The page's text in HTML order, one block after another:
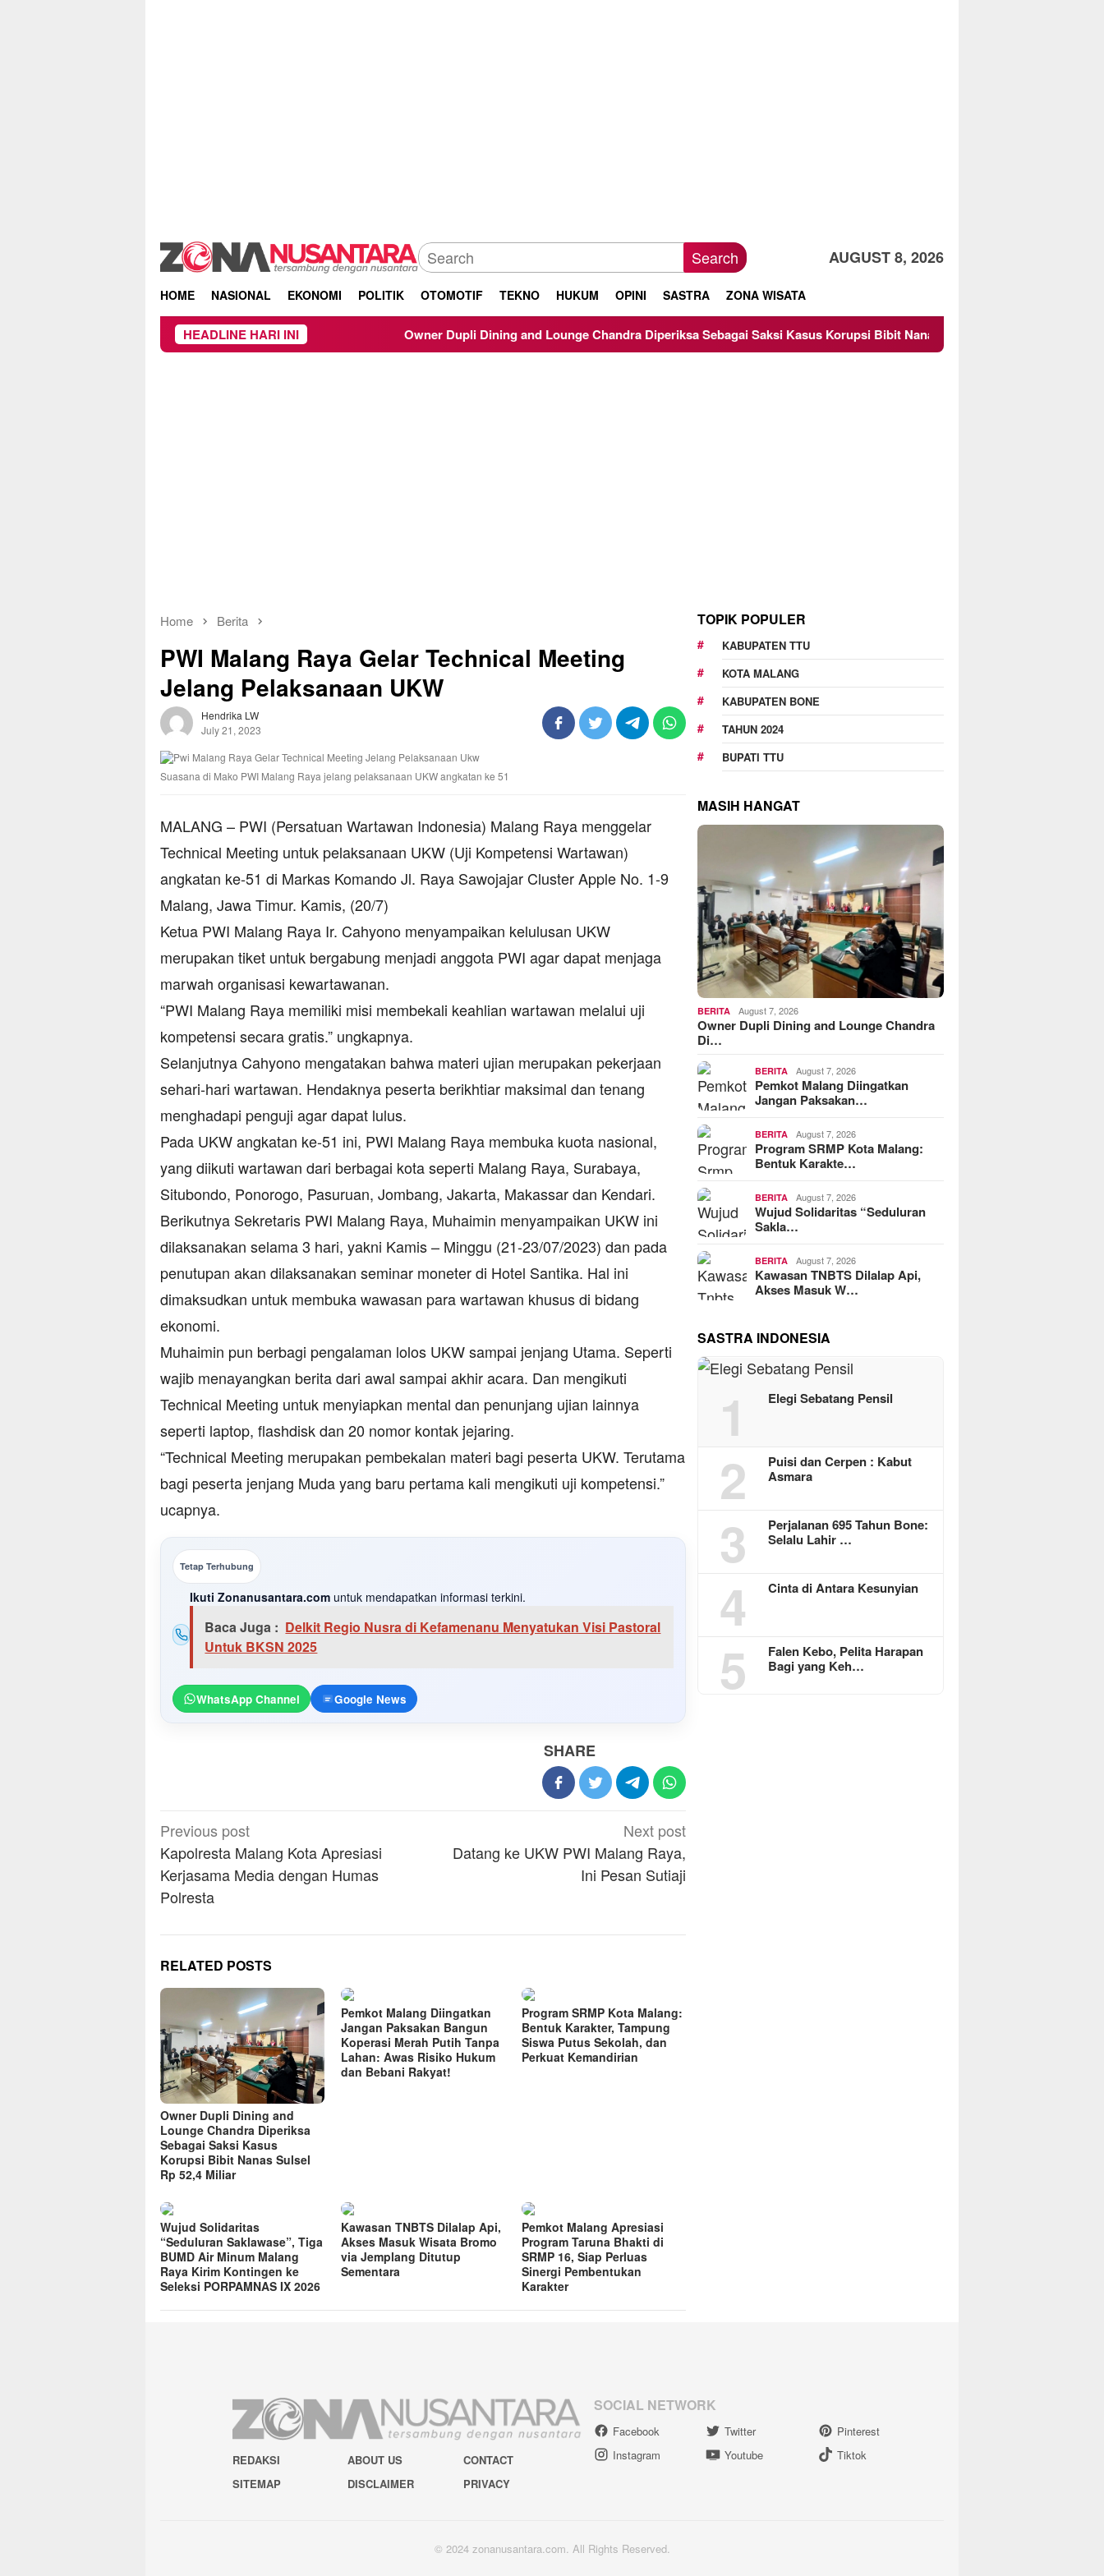
Search AUGUST 8, 2026
HOME NASIONAL EKONOMI POLITIK OTOMOTIF TEKNO HUKUM OPINI SASTRA ZONA WISATA
HEADLINE HARI INI Owner Dupli Dining and Lounge Chandra Diperiksa Sebagai Saksi Kasus Korupsi Bibit Nanas Sulsel Rp 52,4 Miliar
Home Berita
PWI Malang Raya Gelar Technical Meeting
Jelang Pelaksanaan UKW
Hendrika LW
July 21, 2023
Suasana di Mako PWI Malang Raya jelang pelaksanaan UKW angkatan ke 51
MALANG – PWI (Persatuan Wartawan Indonesia) Malang Raya menggelar
Technical Meeting untuk pelaksanaan UKW (Uji Kompetensi Wartawan)
angkatan ke-51 di Markas Komando Jl. Raya Sawojajar Cluster Apple No. 1-9
Malang, Jawa Timur. Kamis, (20/7)
Ketua PWI Malang Raya Ir. Cahyono menyampaikan kelulusan UKW
merupakan tiket untuk bergabung menjadi anggota PWI agar dapat menjaga
marwah organisasi kewartawanan.
“PWI Malang Raya memiliki misi membekali keahlian wartawan melalui uji
kompetensi secara gratis.” ungkapnya.
Selanjutnya Cahyono mengatakan bahwa materi ujian merupakan pekerjaan
sehari-hari wartawan. Hendaknya peserta berikhtiar maksimal dan tenang
menghadapi penguji agar dapat lulus.
Pada UKW angkatan ke-51 ini, PWI Malang Raya membuka kuota nasional,
yang diikuti wartawan dari berbagai kota seperti Malang Raya, Surabaya,
Situbondo, Ponorogo, Pasuruan, Jombang, Jakarta, Makassar dan Kendari.
Berikutnya Sekretaris PWI Malang Raya, Muhaimin menyampaikan UKW ini
dilaksanakan selama 3 hari, yakni Kamis – Minggu (21-23/07/2023) dan pada
penutupan akan dilaksanakan seminar moneter di Hotel Santika. Hal ini
dimaksudkan untuk membuka wawasan para wartawan khusus di bidang
ekonomi.
Muhaimin pun berbagi pengalaman lolos UKW sampai jenjang Utama. Seperti
wajib menayangkan berita dari awal sampai akhir acara. Dan mengikuti
Technical Meeting untuk menyiapkan mental dan penunjang ujian lainnya
seperti laptop, flashdisk dan 20 nomor kontak jejaring.
“Technical Meeting merupakan pembekalan materi bagi peserta UKW. Terutama
bagi peserta jenjang Muda yang baru pertama kali mengikuti uji kompetensi.”
ucapnya.
Tetap Terhubung
Ikuti Zonanusantara.com untuk mendapatkan informasi terkini.
Baca Juga : Delkit Regio Nusra di Kefamenanu Menyatukan Visi Pastoral
Untuk BKSN 2025
WhatsApp Channel Google News
SHARE
Post
navigation
Previous post
Kapolresta Malang Kota Apresiasi
Kerjasama Media dengan Humas
Polresta
Next post
Datang ke UKW PWI Malang Raya,
Ini Pesan Sutiaji
RELATED POSTS
Owner Dupli Dining and
Lounge Chandra Diperiksa
Sebagai Saksi Kasus
Korupsi Bibit Nanas Sulsel
Rp 52,4 Miliar
Pemkot Malang Diingatkan
Jangan Paksakan Bangun
Koperasi Merah Putih Tanpa
Lahan: Awas Risiko Hukum
dan Bebani Rakyat!
Program SRMP Kota Malang:
Bentuk Karakter, Tampung
Siswa Putus Sekolah, dan
Perkuat Kemandirian
Wujud Solidaritas
“Seduluran Saklawase”, Tiga
BUMD Air Minum Malang
Raya Kirim Kontingen ke
Seleksi PORPAMNAS IX 2026
Kawasan TNBTS Dilalap Api,
Akses Masuk Wisata Bromo
via Jemplang Ditutup
Sementara
Pemkot Malang Apresiasi
Program Taruna Bhakti di
SRMP 16, Siap Perluas
Sinergi Pembentukan
Karakter
TOPIK POPULER
KABUPATEN TTU
KOTA MALANG
KABUPATEN BONE
TAHUN 2024
BUPATI TTU
MASIH HANGAT
BERITA August 7, 2026
Owner Dupli Dining and Lounge Chandra
Di…
BERITA August 7, 2026
Pemkot Malang Diingatkan
Jangan Paksakan…
BERITA August 7, 2026
Program SRMP Kota Malang:
Bentuk Karakte…
BERITA August 7, 2026
Wujud Solidaritas “Seduluran
Sakla…
BERITA August 7, 2026
Kawasan TNBTS Dilalap Api,
Akses Masuk W…
SASTRA INDONESIA
1 Elegi Sebatang Pensil
2
Puisi dan Cerpen : Kabut
Asmara
3
Perjalanan 695 Tahun Bone:
Selalu Lahir …
4 Cinta di Antara Kesunyian
5
Falen Kebo, Pelita Harapan
Bagi yang Keh…
REDAKSI ABOUT US
CONTACT
SITEMAP
DISCLAIMER PRIVACY
SOCIAL NETWORK
Facebook Twitter
Pinterest
Instagram
Youtube Tiktok
© 2024 zonanusantara.com. All Rights Reserved.